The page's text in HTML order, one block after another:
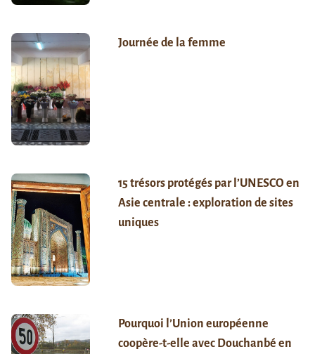
Journée de la femme
15 trésors protégés par l’UNESCO en
Asie centrale : exploration de sites
uniques
Pourquoi l’Union européenne
coopère-t-elle avec Douchanbé en